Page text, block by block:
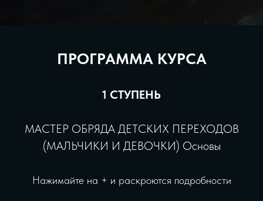
ПРОГРАММА КУРСА
1 СТУПЕНЬ
МАСТЕР ОБРЯДА ДЕТСКИХ ПЕРЕХОДОВ
(МАЛЬЧИКИ И ДЕВОЧКИ) Основы
Нажимайте на + и раскроются подробности